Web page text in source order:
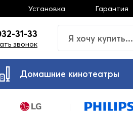
Установка Гарантия
31-33
звонок
Домашние кинотеатры